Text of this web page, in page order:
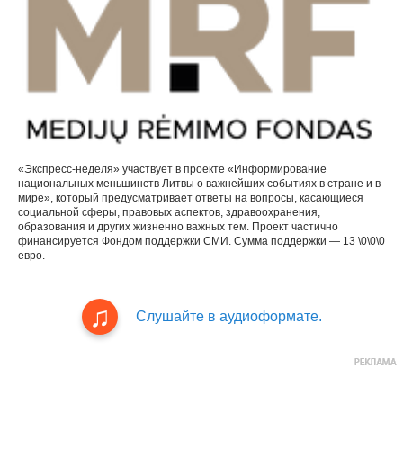
«Экспресс-неделя» участвует в проекте «Информирование
национальных меньшинств Литвы о важнейших событиях в стране и в
мире», который предусматривает ответы на вопросы, касающиеся
социальной сферы, правовых аспектов, здравоохранения,
образования и других жизненно важных тем. Проект частично
финансируется Фондом поддержки СМИ. Сумма поддержки — 13 \0\0\0
евро.
Слушайте в аудиоформате.